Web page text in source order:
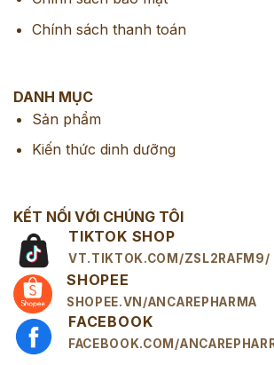
Chính sách thanh toán
DANH MỤC
Sản phẩm
Kiến thức dinh dưỡng
KẾT NỐI VỚI CHÚNG TÔI
TIKTOK SHOP
VT.TIKTOK.COM/ZSL2RAFM9/
SHOPEE
SHOPEE.VN/ANCAREPHARMA
FACEBOOK
FACEBOOK.COM/